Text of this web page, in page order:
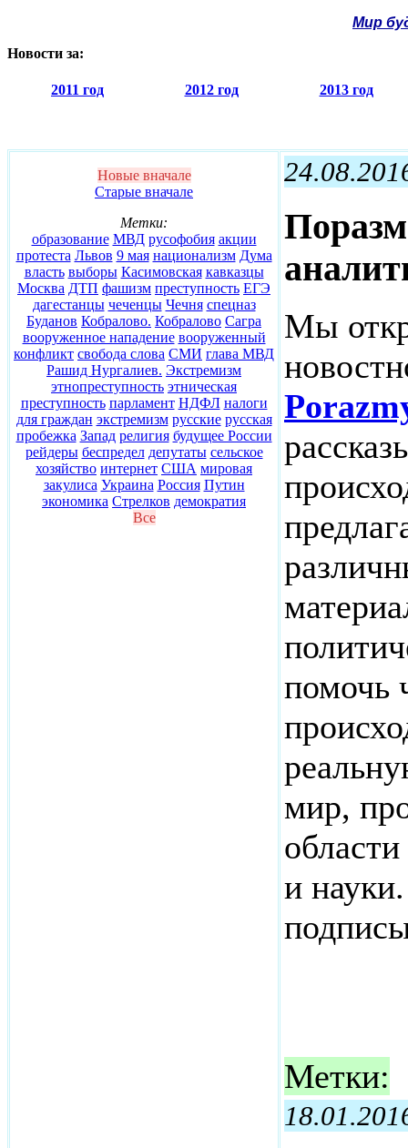
Мир
Новости за:
2011 год 2012 год 2013 год
Новые вначале
Старые вначале
Метки:
образование МВД русофобия акции
протеста Львов 9 мая национализм Дума
власть выборы Касимовская кавказцы
Москва ДТП фашизм преступность ЕГЭ
дагестанцы чеченцы Чечня спецназ
Буданов Кобралово. Кобралово Сагра
вооруженное нападение вооруженный
конфликт свобода слова СМИ глава МВД
Рашид Нургалиев. Экстремизм
этнопреступность этническая
преступность парламент НДФЛ налоги
для граждан экстремизм русские русская
пробежка Запад религия будущее России
рейдеры беспредел депутаты сельское
хозяйство интернет США мировая
закулиса Украина Россия Путин
экономика Стрелков демократия
Все
Мы
помочь
мир,
и
Метки: